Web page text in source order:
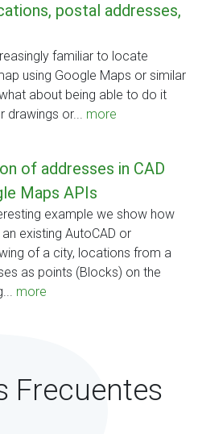
postal addresses,
familiar to locate
using Google Maps or similar
about being able to do it
drawings or... more
of addresses in CAD
Maps APIs
example we show how
existing AutoCAD or
of a city, locations from a
as points (Blocks) on the
more
Frecuentes